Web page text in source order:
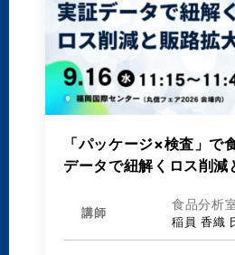
「パッケージ×検査」で
データで紐解くロス削減
講師
食品分析
稲員 香織